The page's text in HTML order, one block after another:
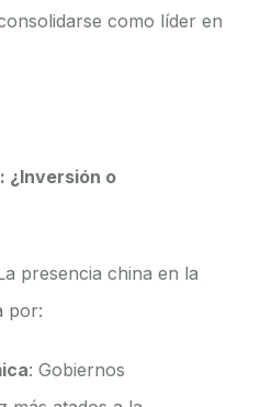
como líder en
¿Inversión o
presencia china en la
por:
: Gobiernos